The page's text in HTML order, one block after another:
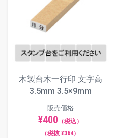
推奨文字数以外でも文字幅
編集機能で細かい調整も可能
3.5×9 3.5×17.5
4×10 4×20
4.5×11 4.5×22
木製台木一行印 文字高
3.5mm 3.5×9mm
販売価格
¥400 （税込）
（税抜 ¥364）